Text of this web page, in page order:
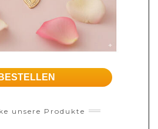
BESTELLEN
unsere Produkte